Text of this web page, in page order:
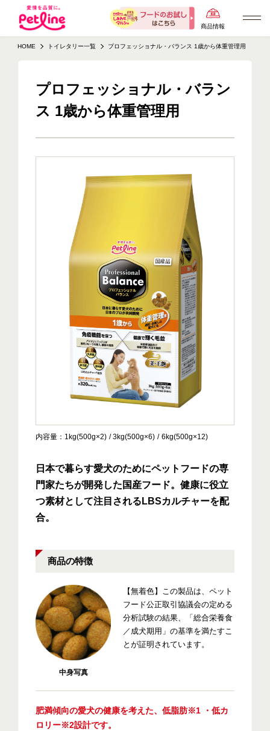
商品情報
HOME トイレタリー一覧 プロフェッショナル・バランス 1歳から体重管理用
プロフェッショナル・バラン
ス 1歳から体重管理用
内容量 1kg(500g×2) 3kg(500g×6) 6kg(500g×12)
日本で暮らす愛犬のためにペットフードの専
門家たちが開発した国産フード。健康に役立
つ素材として注目されるLBSカルチャーを配
合。
商品の特徴
中身写真
【無着色】この製品は、ペット
フード公正取引協議会の定める
分析試験の結果、「総合栄養食
／成犬期用」の基準を満たすこ
とが証明されています。
肥満傾向の愛犬の健康を考えた、低脂肪※1 ・低カ
ロリー※2設計です。